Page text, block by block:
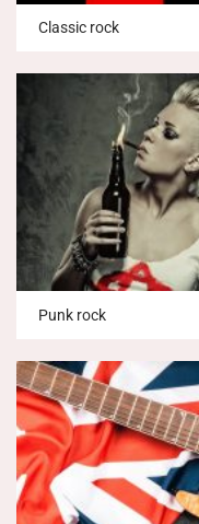
Classic rock
Punk rock